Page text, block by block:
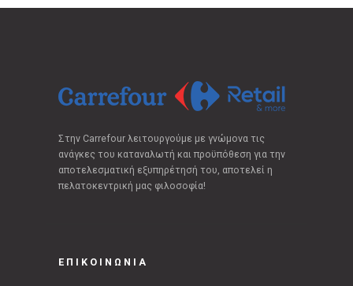
Στην Carrefour λειτουργούμε με γνώμονα τις
ανάγκες του καταναλωτή και προϋπόθεση για την
αποτελεσματική εξυπηρέτησή του, αποτελεί η
πελατοκεντρική μας φιλοσοφία!
ΕΠΙΚΟΙΝΩΝΙΑ